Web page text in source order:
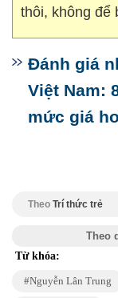
thôi, không để
Đánh giá
Việt Nam:
mức giá
Theo Trí thức trẻ
Theo
Từ khóa:
Nguyễn Lân Trung